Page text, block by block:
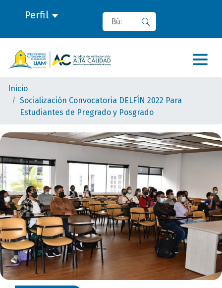
Perfil Buscar
Inicio
Socialización Convocatoria DELFÍN 2022 Para
Estudiantes de Pregrado y Posgrado